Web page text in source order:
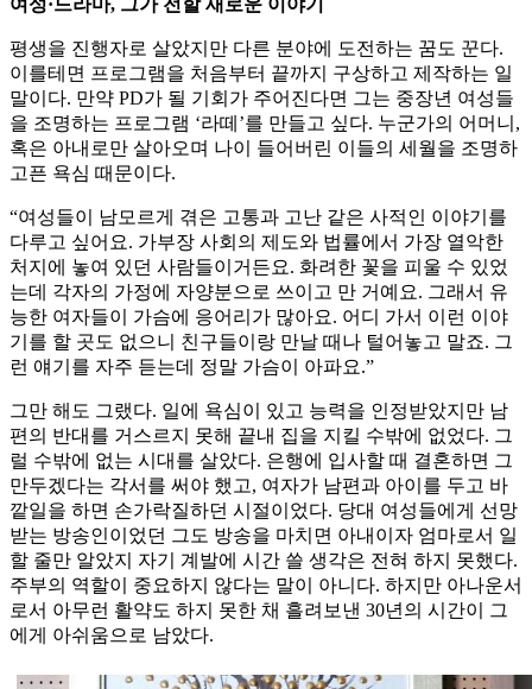
여성·드라마, 그가 전할 새로운 이야기
평생을 진행자로 살았지만 다른 분야에 도전하는 꿈도 꾼다.
이를테면 프로그램을 처음부터 끝까지 구상하고 제작하는 일
말이다. 만약 PD가 될 기회가 주어진다면 그는 중장년 여성들
을 조명하는 프로그램 ‘라떼’를 만들고 싶다. 누군가의 어머니,
혹은 아내로만 살아오며 나이 들어버린 이들의 세월을 조명하
고픈 욕심 때문이다.
“여성들이 남모르게 겪은 고통과 고난 같은 사적인 이야기를
다루고 싶어요. 가부장 사회의 제도와 법률에서 가장 열악한
처지에 놓여 있던 사람들이거든요. 화려한 꽃을 피울 수 있었
는데 각자의 가정에 자양분으로 쓰이고 만 거예요. 그래서 유
능한 여자들이 가슴에 응어리가 많아요. 어디 가서 이런 이야
기를 할 곳도 없으니 친구들이랑 만날 때나 털어놓고 말죠. 그
런 얘기를 자주 듣는데 정말 가슴이 아파요.”
그만 해도 그랬다. 일에 욕심이 있고 능력을 인정받았지만 남
편의 반대를 거스르지 못해 끝내 집을 지킬 수밖에 없었다. 그
럴 수밖에 없는 시대를 살았다. 은행에 입사할 때 결혼하면 그
만두겠다는 각서를 써야 했고, 여자가 남편과 아이를 두고 바
깥일을 하면 손가락질하던 시절이었다. 당대 여성들에게 선망
받는 방송인이었던 그도 방송을 마치면 아내이자 엄마로서 일
할 줄만 알았지 자기 계발에 시간 쓸 생각은 전혀 하지 못했다.
주부의 역할이 중요하지 않다는 말이 아니다. 하지만 아나운서
로서 아무런 활약도 하지 못한 채 흘려보낸 30년의 시간이 그
에게 아쉬움으로 남았다.